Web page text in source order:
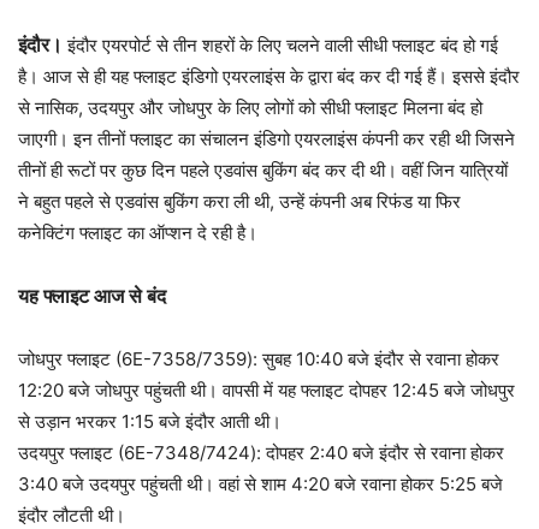
इंदौर।इंदौर एयरपोर्ट से तीन शहरों के लिए चलने वाली सीधी फ्लाइट बंद हो गई
है। आज से ही यह फ्लाइट इंडिगो एयरलाइंस के द्वारा बंद कर दी गई हैं। इससे इंदौर
से नासिक, उदयपुर और जोधपुर के लिए लोगों को सीधी फ्लाइट मिलना बंद हो
जाएगी। इन तीनों फ्लाइट का संचालन इंडिगो एयरलाइंस कंपनी कर रही थी जिसने
तीनों ही रूटों पर कुछ दिन पहले एडवांस बुकिंग बंद कर दी थी। वहीं जिन यात्रियों
ने बहुत पहले से एडवांस बुकिंग करा ली थी, उन्हें कंपनी अब रिफंड या फिर
कनेक्टिंग फ्लाइट का ऑप्शन दे रही है।
यह फ्लाइट आज से बंद
जोधपुर फ्लाइट (6E-7358/7359): सुबह 10:40 बजे इंदौर से रवाना होकर
12:20 बजे जोधपुर पहुंचती थी। वापसी में यह फ्लाइट दोपहर 12:45 बजे जोधपुर
से उड़ान भरकर 1:15 बजे इंदौर आती थी।
उदयपुर फ्लाइट (6E-7348/7424): दोपहर 2:40 बजे इंदौर से रवाना होकर
3:40 बजे उदयपुर पहुंचती थी। वहां से शाम 4:20 बजे रवाना होकर 5:25 बजे
इंदौर लौटती थी।